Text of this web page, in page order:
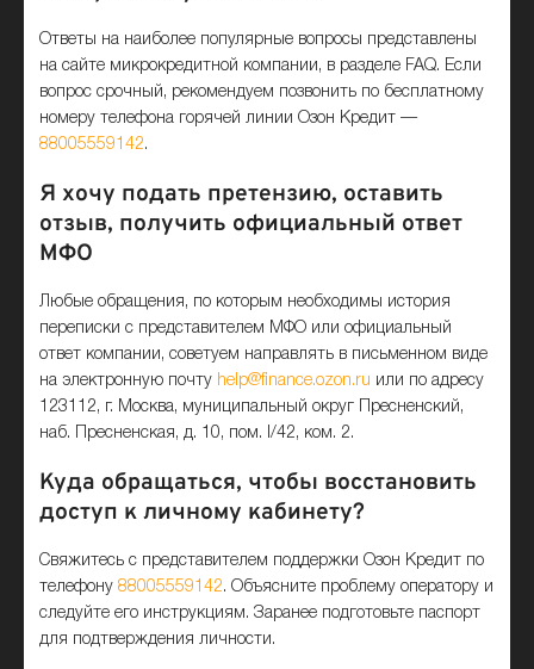
Ответы на наиболее популярные вопросы представлены
на сайте микрокредитной компании, в разделе FAQ. Если
вопрос срочный, рекомендуем позвонить по бесплатному
номеру телефона горячей линии Озон Кредит —
88005559142.
Я хочу подать претензию, оставить
отзыв, получить официальный ответ
МФО
Любые обращения, по которым необходимы история
переписки с представителем МФО или официальный
ответ компании, советуем направлять в письменном виде
на электронную почту help@finance.ozon.ru или по адресу
123112, г. Москва, муниципальный округ Пресненский,
наб. Пресненская, д. 10, пом. I/42, ком. 2.
Куда обращаться, чтобы восстановить
доступ к личному кабинету?
Свяжитесь с представителем поддержки Озон Кредит по
телефону88005559142. Объясните проблему оператору и
следуйте его инструкциям. Заранее подготовьте паспорт
для подтверждения личности.